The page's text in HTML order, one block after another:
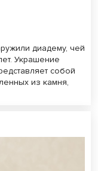
диадему, чей
Украшение
собой
из камня,